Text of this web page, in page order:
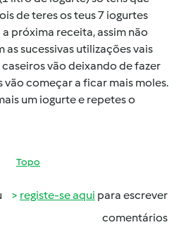
de teres os teus 7 iogurtes
próxima receita, assim não
as sucessivas utilizações vais
vão deixando de fazer
vão começar a ficar mais moles.
um iogurte e repetes o
Topo
registe-se aqui para escrever
comentários